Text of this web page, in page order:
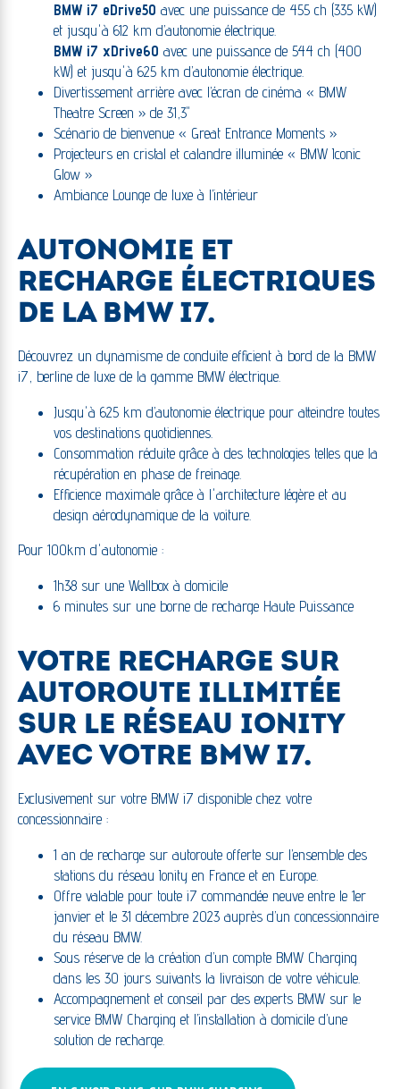
BMW i7 eDrive50 avec une puissance de 455 ch (335 kW)
et jusqu'à 612 km d’autonomie électrique.
BMW i7 xDrive60 avec une puissance de 544 ch (400
kW) et jusqu'à 625 km d’autonomie électrique.
Divertissement arrière avec l’écran de cinéma « BMW
Theatre Screen » de 31,3"
Scénario de bienvenue « Great Entrance Moments »
Projecteurs en cristal et calandre illuminée « BMW Iconic
Glow »
Ambiance Lounge de luxe à l’intérieur
AUTONOMIE ET
RECHARGE ÉLECTRIQUES
DE LA BMW I7.
Découvrez un dynamisme de conduite efficient à bord de la BMW
i7, berline de luxe de la gamme BMW électrique.
Jusqu'à 625 km d’autonomie électrique pour atteindre toutes
vos destinations quotidiennes.
Consommation réduite grâce à des technologies telles que la
récupération en phase de freinage.
Efficience maximale grâce à l'architecture légère et au
design aérodynamique de la voiture.
Pour 100km d'autonomie :
1h38 sur une Wallbox à domicile
6 minutes sur une borne de recharge Haute Puissance
VOTRE RECHARGE SUR
AUTOROUTE ILLIMITÉE
SUR LE RÉSEAU IONITY
AVEC VOTRE BMW I7.
Exclusivement sur votre BMW i7 disponible chez votre
concessionnaire :
1 an de recharge sur autoroute offerte sur l’ensemble des
stations du réseau Ionity en France et en Europe.
Offre valable pour toute i7 commandée neuve entre le 1er
janvier et le 31 décembre 2023 auprès d’un concessionnaire
du réseau BMW.
Sous réserve de la création d’un compte BMW Charging
dans les 30 jours suivants la livraison de votre véhicule.
Accompagnement et conseil par des experts BMW sur le
service BMW Charging et l’installation à domicile d’une
solution de recharge.